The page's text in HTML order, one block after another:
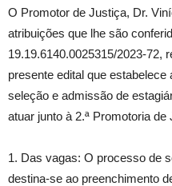
O Promotor de Justiça, Dr.
atribuições que lhe são
19.19.6140.0025315/2023-72,
presente edital que
seleção e admissão de
atuar junto à 2.ª Promotoria
1. Das vagas: O processo de
destina-se ao preenchimento